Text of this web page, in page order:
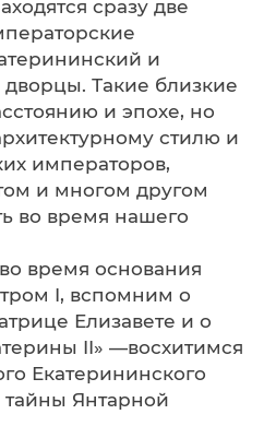
сразу две
и
Такие близкие
и эпохе, но
стилю и
императоров,
и многом другом
во время нашего
время основания
I, вспомним о
Елизавете и о
II» —восхитимся
Екатерининского
Янтарной